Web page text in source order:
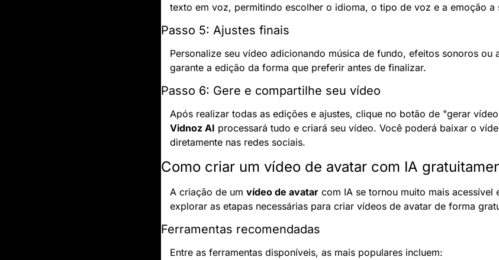
texto em voz, permitindo escolher o idioma, o tipo de voz e a emoção a
Passo 5: Ajustes finais
Personalize seu vídeo adicionando música de fundo, efeitos sonoros ou
garante a edição da forma que preferir antes de finalizar.
Passo 6: Gere e compartilhe seu vídeo
Vidnoz AI processará tudo e criará seu vídeo. Você poderá baixar o
diretamente nas redes sociais.
Como criar um vídeo de avatar com IA
A criação de um vídeo de avatar com IA se tornou muito mais acessível
explorar as etapas necessárias para criar vídeos de avatar de forma
Ferramentas recomendadas
Entre as ferramentas disponíveis, as mais populares incluem: